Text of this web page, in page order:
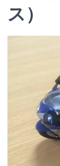
ス）